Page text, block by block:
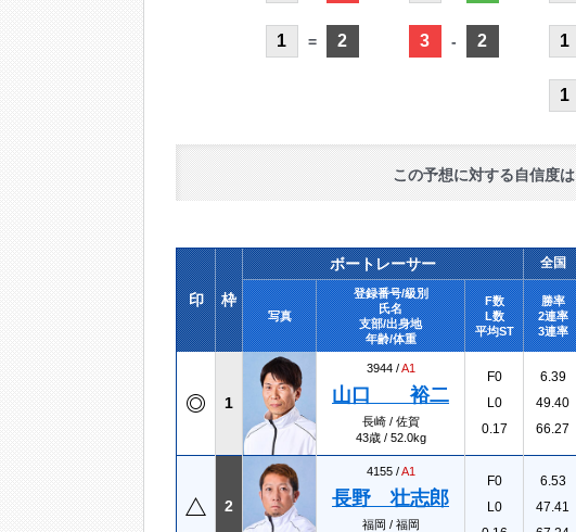
1 = 2 3 - 2 1
1
この予想に対する自信度は
印 枠
ボートレーサー 全国
写真
登録番号/級別
氏名
支部/出身地
年齢/体重
F数
L数
平均ST
勝率
2連率
3連率
1
3944 /A1
山口 裕二
長崎 / 佐賀
43歳 / 52.0kg
F0
L0
0.17
6.39
49.40
66.27
2
4155 /A1
長野 壮志郎
福岡 / 福岡
F0
L0
6.53
47.41